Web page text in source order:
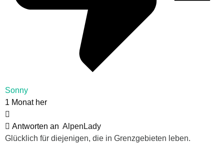
Sonny
1 Monat her
Antworten an AlpenLady
Glücklich für diejenigen, die in Grenzgebieten leben.